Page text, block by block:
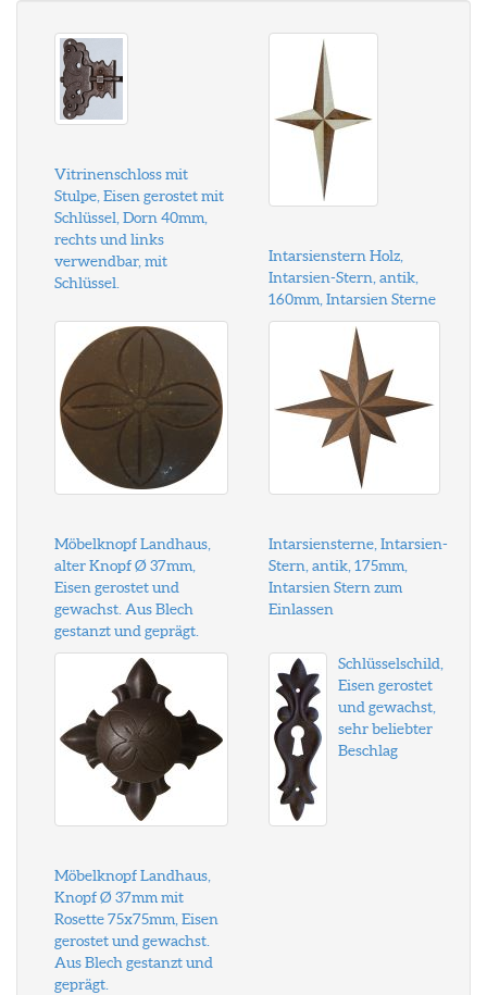
Vitrinenschloss mit
Stulpe, Eisen gerostet mit
Schlüssel, Dorn 40mm,
rechts und links
verwendbar, mit
Schlüssel.
Intarsienstern Holz,
Intarsien-Stern, antik,
160mm, Intarsien Sterne
Möbelknopf Landhaus,
alter Knopf Ø 37mm,
Eisen gerostet und
gewachst. Aus Blech
gestanzt und geprägt.
Intarsiensterne, Intarsien-
Stern, antik, 175mm,
Intarsien Stern zum
Einlassen
Möbelknopf Landhaus,
Knopf Ø 37mm mit
Rosette 75x75mm, Eisen
gerostet und gewachst.
Aus Blech gestanzt und
geprägt.
Schlüsselschild,
Eisen gerostet
und gewachst,
sehr beliebter
Beschlag